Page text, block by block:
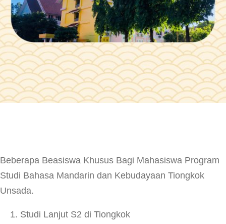
Beberapa Beasiswa Khusus Bagi Mahasiswa Program
Studi Bahasa Mandarin dan Kebudayaan Tiongkok
Unsada.
Studi Lanjut S2 di Tiongkok